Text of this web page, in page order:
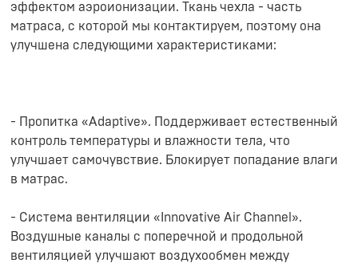
эффектом аэроионизации. Ткань чехла - часть
матраса, с которой мы контактируем, поэтому она
улучшена следующими характеристиками:
- Пропитка «Adaptive». Поддерживает естественный
контроль температуры и влажности тела, что
улучшает самочувствие. Блокирует попадание влаги
в матрас.
- Система вентиляции «Innovative Air Channel».
Воздушные каналы с поперечной и продольной
вентиляцией улучшают воздухообмен между